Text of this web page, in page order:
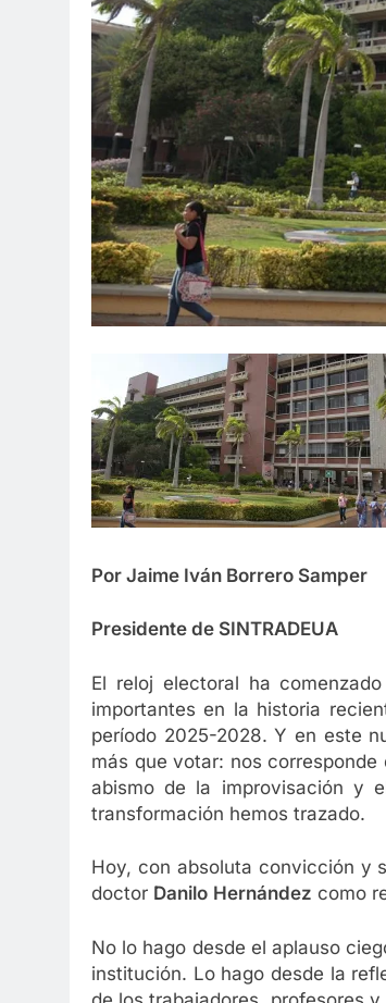
1 Año Atrás
Celebrando a
1 Año Atrás
Por Jaime Iván Borrero Samper
Presidente de SINTRADEUA
El reloj electoral ha
importantes en la historia
período 2025-2028. Y en este
más que votar: nos
abismo de la improvisación y
transformación hemos trazado.
Hoy, con absoluta convicción y
doctor Danilo Hernández como
No lo hago desde el aplauso
institución. Lo hago desde la